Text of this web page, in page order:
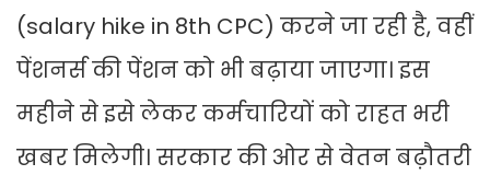
(salary hike in 8th CPC) करने जा रही है, वहीं
पेंशनर्स की पेंशन को भी बढ़ाया जाएगा। इस
महीने से इसे लेकर कर्मचारियों को राहत भरी
खबर मिलेगी। सरकार की ओर से वेतन बढ़ौतरी